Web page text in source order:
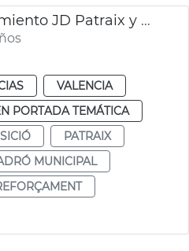
Padrón. Funcionamiento JD Patraix y Exposició
VALENCIA
PORTADA TEMÁTICA
PATRAIX
MUNICIPAL